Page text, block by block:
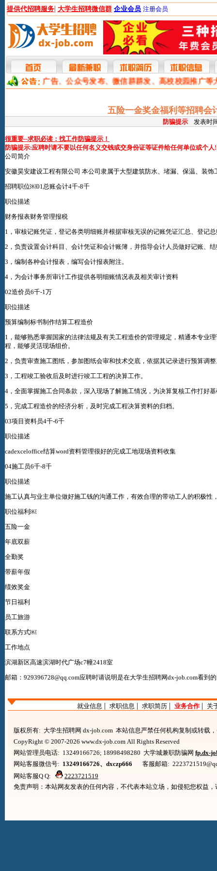
提供代招聘服务| 大学生招聘微信群 企业会员 注册会员
网提供网站广告、公众号发布、微信群群发、高校校园推广
五险一金奖金福利等招聘会
防骗提示 发表时
很重要--求职必读：找工作防骗提示！
防骗提示:应聘时请不要以任何名义交钱或交身份证等证件给任何单位或个人!
公司简介
安徽昊安建设工程有限公司 本公司隶属于大型建筑防水、堵漏、保温、装
招聘职位￼01总账会计4千-8千
职位描述
财务报表财务管理报税
1，审核记账凭证，登记各类明细账并根据审核无误的记账凭证汇总、登记
2，负责设置会计科目、会计凭证和会计账簿，并指导会计人员做好记账、
3，编制各种会计报表，编写会计报表附注。
4，为会计事务所审计工作提供各明细账情况表及相关审计资料
02造价员6千-1万
职位描述
预算编制标书制作结算工程造价
1，能够熟悉掌握国家的法律法规及有关工程造价的管理规定，精通本专业
程，能够灵活现场组价。
2，负责审查施工图纸，参加图纸会审和技术交底，依据其记录进行预算调
3，工程竣工验收后及时进行竣工工程的决算工作。
4，全面掌握施工合同条款，深入现场了解施工情况，为决算复核工作打好
5，完成工程造价的经济分析，及时完成工程决算资料的归档。
03项目资料员4千-6千
职位描述
cadexceloffice结算word资料管理很好的完成工地现场资料收集
04施工员6千-8千
职位描述
施工认真与业主单位做好施工钱的沟通工作，有效合理的带动工人的积极
职位福利￼
五险一金
年底双薪
全勤奖
带薪年假
绩效奖金
节日福利
员工旅游
联系方式￼
工作地点
滨湖新区高速滨湖时代广场c7幢2418室
邮箱：929396728@qq.com应聘时请说明是在大学生招聘网dx-job.com看到
就业信息 | 求职信息 | 求职简历| 业务合作| 关
版权所有: 大学生招聘网 dx-job.com 本站信息严禁任何机构复制或转载
CopyRight © 2007-2026 www.dx-job.com All Rights Reserved
网站管理员电话: 13249166726; 18998498280 大学城兼职防骗网 fp.dx-
网站客服微信号: 13249166726、dxczp666 客服邮箱:
网站客服Q Q:
2223721519
免责声明：本站网友发表的任何内容，不代表本站立场，如侵犯您权益